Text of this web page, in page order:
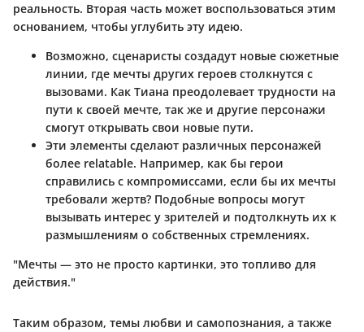
реальность. Вторая часть может воспользоваться этим
основанием, чтобы углубить эту идею.
Возможно, сценаристы создадут новые сюжетные
линии, где мечты других героев столкнутся с
вызовами. Как Тиана преодолевает трудности на
пути к своей мечте, так же и другие персонажи
смогут открывать свои новые пути.
Эти элементы сделают различных персонажей
более relatable. Например, как бы герои
справились с компромиссами, если бы их мечты
требовали жертв? Подобные вопросы могут
вызывать интерес у зрителей и подтолкнуть их к
размышлениям о собственных стремлениях.
"Мечты — это не просто картинки, это топливо для
действия."
Таким образом, темы любви и самопознания, а также